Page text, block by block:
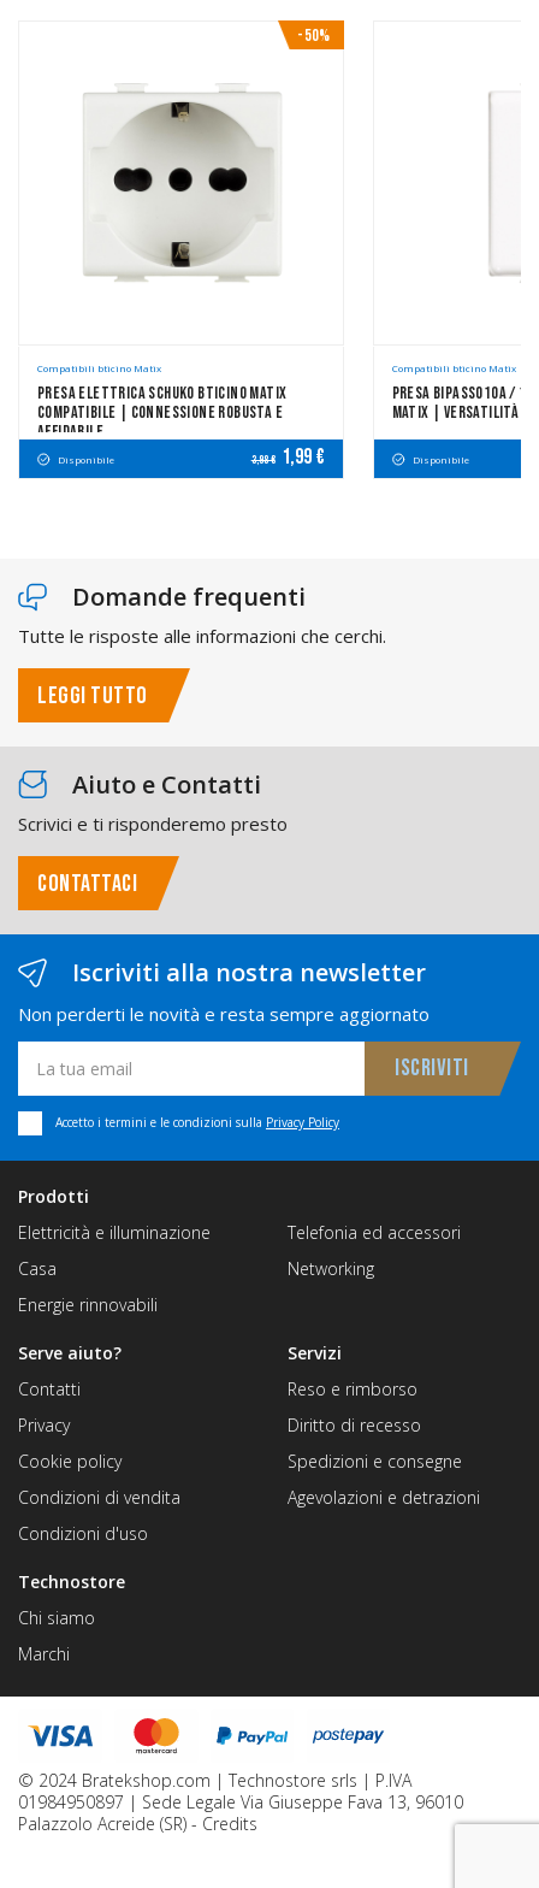
Compatibili bticino Matix
Presa Elettrica Schuko Bticino Matix
Compatibile | Connessione Robusta E
Affidabile
Disponibile 3,98 €
-50%
1,99 €
Compatibili bticino Matix
Presa Bipasso10A /
Matix | Versatilità Di
Disponibile
Domande frequenti
Tutte le risposte alle informazioni che cerchi.
LEGGI TUTTO
Aiuto e Contatti
Scrivici e ti risponderemo presto
CONTATTACI
Iscriviti alla nostra newsletter
Non perderti le novità e resta sempre aggiornato
Accetto i termini e le condizioni sulla Privacy Policy
Prodotti
Elettricità e illuminazione
Casa
Energie rinnovabili
Telefonia ed accessori
Networking
Technostore
Chi siamo
Marchi
Servizi
Reso e rimborso
Diritto di recesso
Spedizioni e consegne
Agevolazioni e detrazioni
Serve aiuto?
Contatti
Privacy
Cookie policy
Condizioni di vendita
Condizioni d'uso
© 2024 Bratekshop.com | Technostore srls | P.IVA
01984950897 | Sede Legale Via Giuseppe Fava 13, 96010
Palazzolo Acreide (SR) - Credits